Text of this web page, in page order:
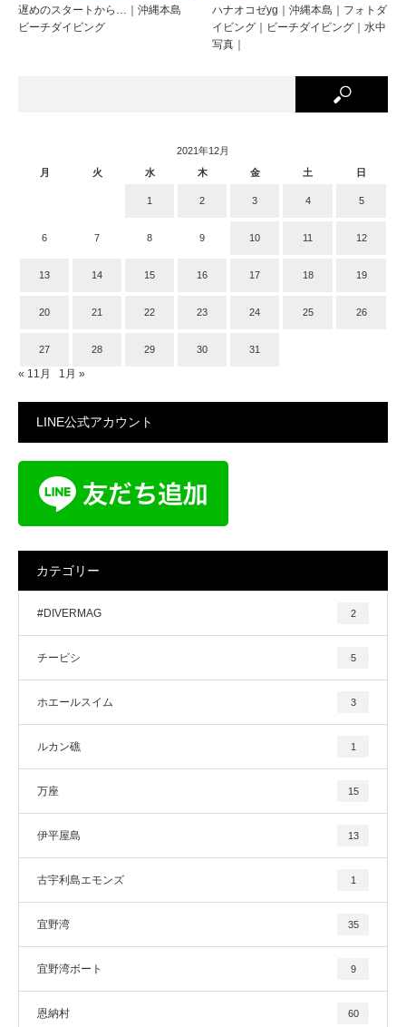
遅めのスタートから…｜沖縄本島
ビーチダイビング
ハナオコゼyg｜沖縄本島｜フォトダ
イビング｜ビーチダイビング｜水中
写真｜
2021年12月
月
火 水 木 金 土 日
1 2 3 4 5
6 7 8 9 10 11 12
13 14 15 16 17 18 19
20 21 22 23 24 25 26
27 28 29 30 31
« 11月 1月 »
LINE公式アカウント
カテゴリー
#DIVERMAG 2
チービシ 5
ホエールスイム 3
ルカン礁 1
万座 15
伊平屋島 13
古宇利島エモンズ 1
宜野湾 35
宜野湾ボート 9
恩納村 60